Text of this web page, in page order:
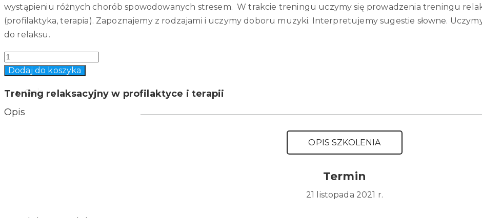
wystąpieniu różnych chorób spowodowanych stresem. W trakcie treningu uczymy się prowadzenia treningu
(profilaktyka, terapia). Zapoznajemy z rodzajami i uczymy doboru muzyki. Interpretujemy sugestie słowne.
do relaksu.
Quantity
Dodaj do koszyka
Opis
Opis
Trening relaksacyjny w profilaktyce i terapii
OPIS SZKOLENIA
Termin
21 listopada 2021 r.